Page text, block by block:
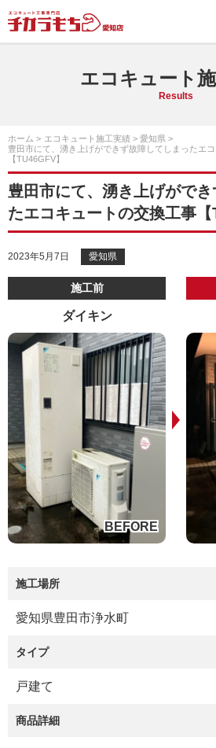
エコキュート
Results
ホーム エコキュート施工実績
愛知県
豊田市にて、湧き上げができず故障してしまったエ
【TU46GFV】
豊田市にて、湧き上げがで
たエコキュートの交換工事【
2023年5月7日 愛知県
施工前
ダイキン
施工場所
愛知県豊田市浄水町
タイプ
戸建て
商品詳細